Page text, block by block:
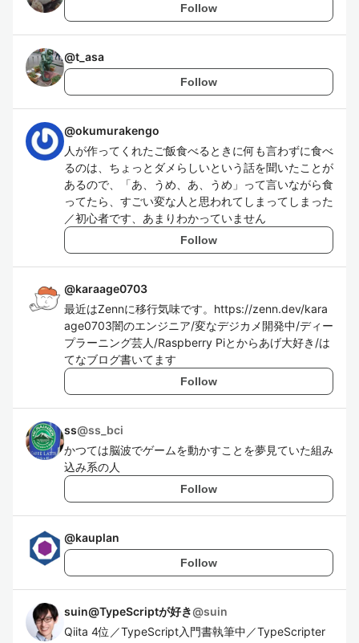
Follow
@t_asa
Follow
@okumurakengo
人が作ってくれたご飯食べるときに何も言わずに食べ
るのは、ちょっとダメらしいという話を聞いたことが
あるので、「あ、うめ、あ、うめ」って言いながら食
ってたら、すごい変な人と思われてしまってしまった
／初心者です、あまりわかっていません
Follow
@karaage0703
最近はZennに移行気味です。https://zenn.dev/kara
age0703闇のエンジニア/変なデジカメ開発中/ディー
プラーニング芸人/Raspberry Piとからあげ大好き/は
てなブログ書いてます
Follow
ss@ss_bci
かつては脳波でゲームを動かすことを夢見ていた組み
込み系の人
Follow
@kauplan
Follow
suin@TypeScriptが好き@suin
Qiita 4位／TypeScript入門書執筆中／TypeScripter